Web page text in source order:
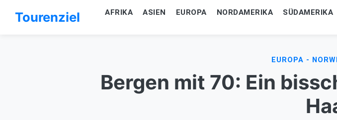
Tourenziel AFRIKA ASIEN EUROPA NORDAMERIKA SÜDAMERIKA
EUROPA -
Bergen mit 70: Ein